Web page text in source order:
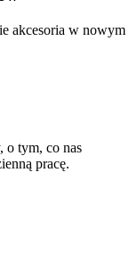
akcesoria w nowym
o tym, co nas
pracę.